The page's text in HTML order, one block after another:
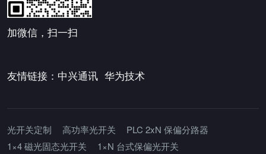
加微信，扫一扫
友情链接： 中兴通讯 华为技术
光开关定制 高功率光开关
PLC 2xN 保偏分路器
1×4 磁光固态光开关
1×N 台式保偏光开关